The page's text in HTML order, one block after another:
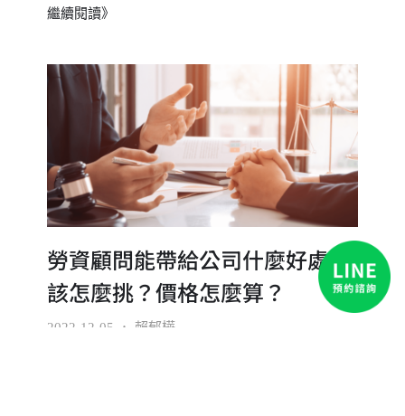
繼續閱讀》
勞資顧問能帶給公司什麼好處？
該怎麼挑？價格怎麼算？
2022-12-05 ． 賴郁樺